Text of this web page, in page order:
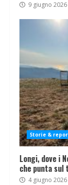
9 giugno 2026
Storie &
Longi, dove i
che punta sul
4 giugno 2026